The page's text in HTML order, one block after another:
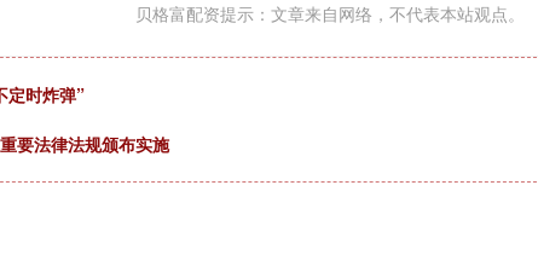
贝格富配资提示：文章来自网络，不代表本站观点。
定时炸弹”
要法律法规颁布实施